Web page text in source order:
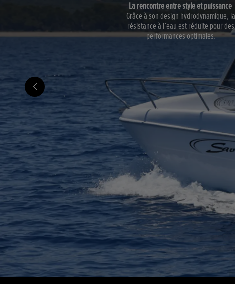
La rencontre entre style et puissance
Grâce à son design hydrodynamique, la
résistance à l’eau est réduite pour des
performances optimales.